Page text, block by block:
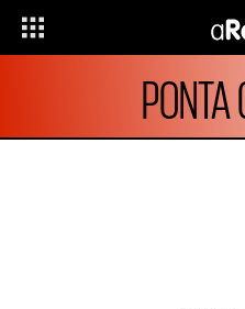
PONTA